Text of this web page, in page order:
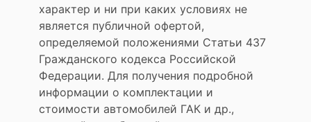
характер и ни при каких условиях не
является публичной офертой,
определяемой положениями Статьи 437
Гражданского кодекса Российской
Федерации. Для получения подробной
информации о комплектации и
стоимости автомобилей ГАК и др.,